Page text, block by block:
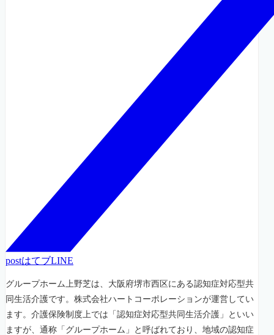
postはてブLINE
グループホーム上野芝は、大阪府堺市西区にある認知症対応型共
同生活介護です。株式会社ハートコーポレーションが運営してい
ます。介護保険制度上では「認知症対応型共同生活介護」といい
ますが、通称「グループホーム」と呼ばれており、地域の認知症